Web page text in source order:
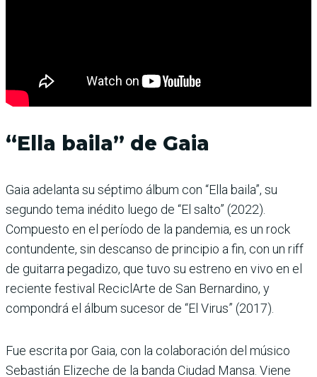
“Ella baila” de Gaia
Gaia adelanta su séptimo álbum con “Ella baila”, su
segundo tema inédito luego de “El salto” (2022).
Compuesto en el período de la pandemia, es un rock
contundente, sin descanso de principio a fin, con un riff
de guitarra pegadizo, que tuvo su estreno en vivo en el
reciente festival ReciclArte de San Bernardino, y
compondrá el álbum sucesor de “El Virus” (2017).
Fue escrita por Gaia, con la colaboración del músico
Sebastián Elizeche de la banda Ciudad Mansa. Viene